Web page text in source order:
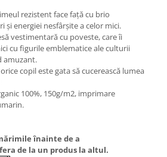
rezistent face față cu brio
și energiei nesfârșite a celor mici.
vestimentară cu poveste, care îi
cu figurile emblematice ale culturii
amuzant.
copil este gata să cucerească lumea
100%, 150g/m2, imprimare
înainte de a
de la un produs la altul.